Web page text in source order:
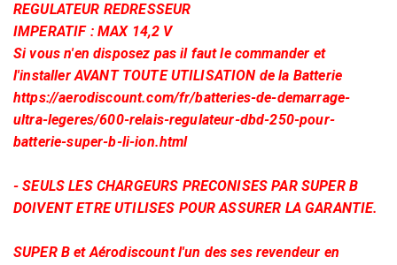
REGULATEUR REDRESSEUR
IMPERATIF : MAX 14,2 V
Si vous n'en disposez pas il faut le commander et
l'installer AVANT TOUTE UTILISATION de la Batterie
https://aerodiscount.com/fr/batteries-de-demarrage-
ultra-legeres/600-relais-regulateur-dbd-250-pour-
batterie-super-b-li-ion.html
- SEULS LES CHARGEURS PRECONISES PAR SUPER B
DOIVENT ETRE UTILISES POUR ASSURER LA GARANTIE.
SUPER B et Aérodiscount l'un des ses revendeur en